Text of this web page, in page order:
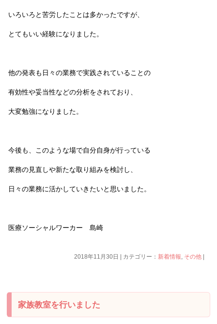
いろいろと苦労したことは多かったですが、
とてもいい経験になりました。
他の発表も日々の業務で実践されていることの
有効性や妥当性などの分析をされており、
大変勉強になりました。
今後も、このような場で自分自身が行っている
業務の見直しや新たな取り組みを検討し、
日々の業務に活かしていきたいと思いました。
医療ソーシャルワーカー 島崎
2018年11月30日 | カテゴリー： 新着情報, その他
家族教室を行いました